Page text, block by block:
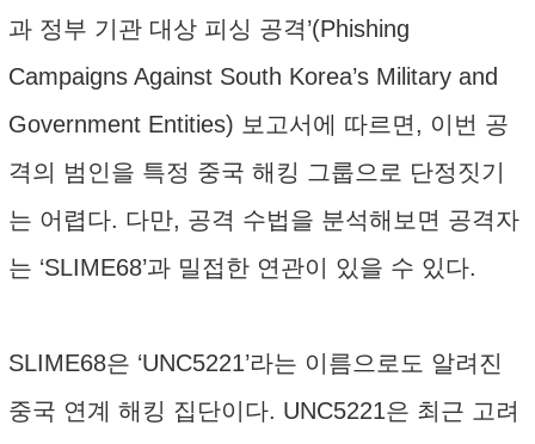
과 정부 기관 대상 피싱 공격’(Phishing
Campaigns Against South Korea’s Military and
Government Entities) 보고서에 따르면, 이번 공
격의 범인을 특정 중국 해킹 그룹으로 단정짓기
는 어렵다. 다만, 공격 수법을 분석해보면 공격자
는 ‘SLIME68’과 밀접한 연관이 있을 수 있다.
SLIME68은 ‘UNC5221’라는 이름으로도 알려진
중국 연계 해킹 집단이다. UNC5221은 최근 고려